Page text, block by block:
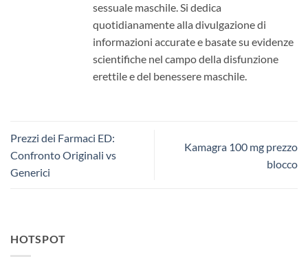
sessuale maschile. Si dedica
quotidianamente alla divulgazione di
informazioni accurate e basate su evidenze
scientifiche nel campo della disfunzione
erettile e del benessere maschile.
Prezzi dei Farmaci ED:
Confronto Originali vs
Generici
Kamagra 100 mg prezzo
blocco
HOTSPOT